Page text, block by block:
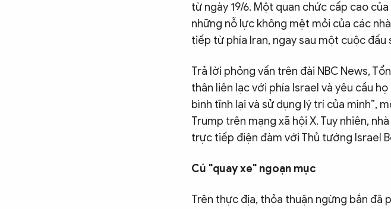
từ ngày 19/6. Một quan chức cấp cao
những nỗ lực không mệt mỏi của các
tiếp từ phía Iran, ngay sau một cuộc
Trả lời phỏng vấn trên đài NBC News,
thân liên lạc với phía Israel và yêu cầu
bình tĩnh lại và sử dụng lý trí của mình”,
Trump trên mạng xã hội X. Tuy nhiên,
trực tiếp điện đàm với Thủ tướng Israel
Cú "quay xe" ngoạn mục
Trên thực địa, thỏa thuận ngừng bắn đã